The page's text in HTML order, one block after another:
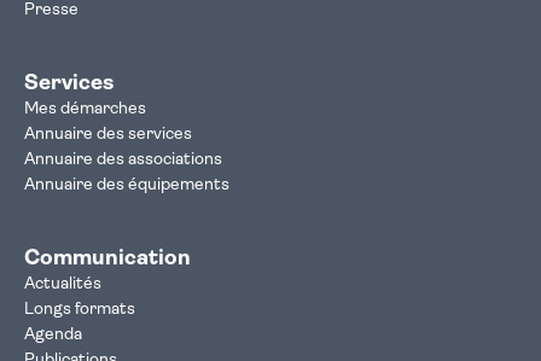
Presse
Services
Mes démarches
Annuaire des services
Annuaire des associations
Annuaire des équipements
Communication
Actualités
Longs formats
Agenda